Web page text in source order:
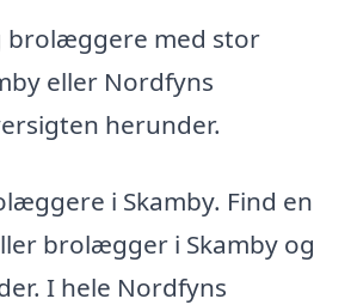
brolæggere med stor
eller Nordfyns
herunder.
i Skamby. Find en
brolægger i Skamby og
I hele Nordfyns